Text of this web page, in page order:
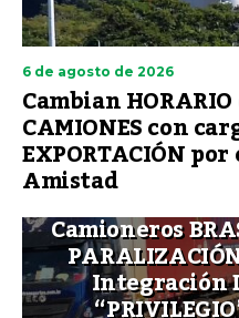
6 de agosto de 2026
Cambian
CAMIONES con
EXPORTACIÓN
Amistad
Camioneros
Integración